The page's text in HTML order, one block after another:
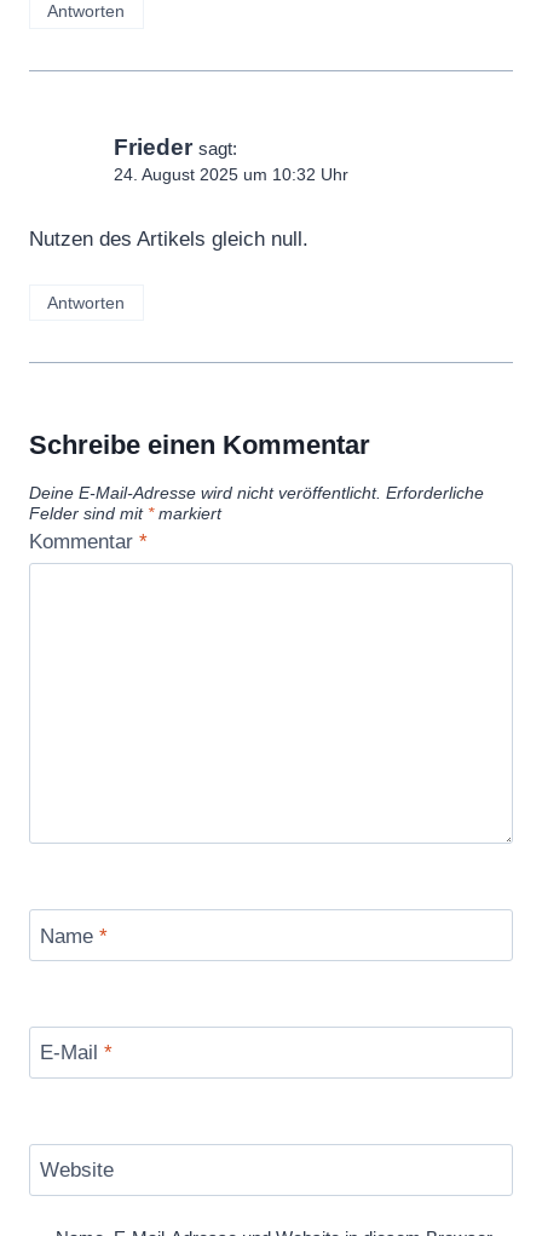
Antworten
Frieder sagt:
24. August 2025 um 10:32 Uhr
Nutzen des Artikels gleich null.
Antworten
Schreibe einen Kommentar
Deine E-Mail-Adresse wird nicht veröffentlicht. Erforderliche
Felder sind mit *markiert
Kommentar *
Name *
E-Mail *
Website